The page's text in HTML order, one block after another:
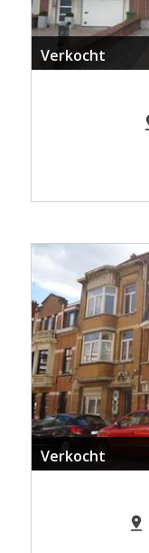
Verkocht
Verkocht